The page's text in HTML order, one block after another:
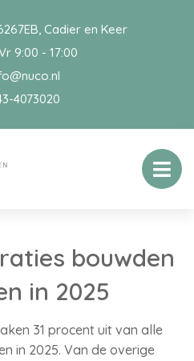
Cadier en Keer
9:00 - 17:00
4073020
bouwden
in 2025
31 procent uit van alle
in 2025. Van de overige